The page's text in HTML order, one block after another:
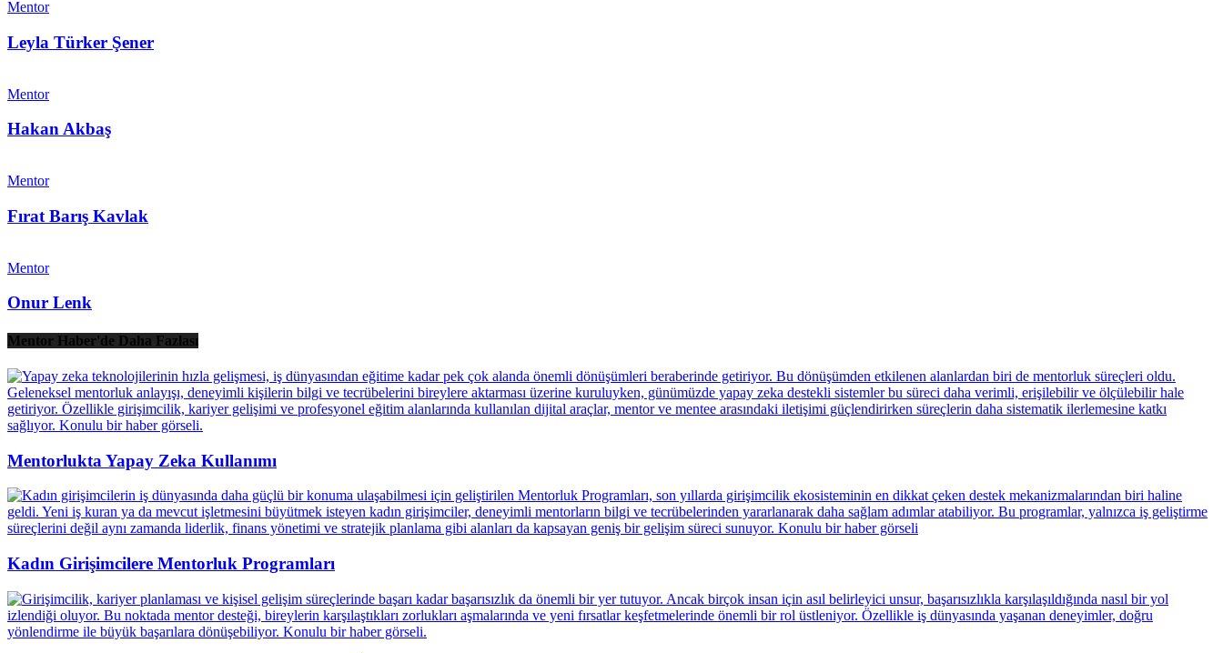
Mentor
Leyla Türker Şener
Mentor
Hakan Akbaş
Mentor
Fırat Barış Kavlak
Mentor
Onur Lenk
Mentor Haber'de Daha Fazlası
Mentorlukta Yapay Zeka Kullanımı
Kadın Girişimcilere Mentorluk Programları